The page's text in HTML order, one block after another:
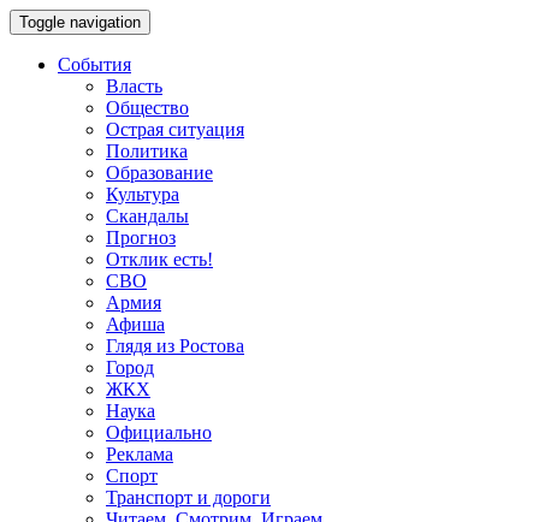
Toggle navigation
События
Власть
Общество
Острая ситуация
Политика
Образование
Культура
Скандалы
Прогноз
Отклик есть!
СВО
Армия
Афиша
Глядя из Ростова
Город
ЖКХ
Наука
Официально
Реклама
Спорт
Транспорт и дороги